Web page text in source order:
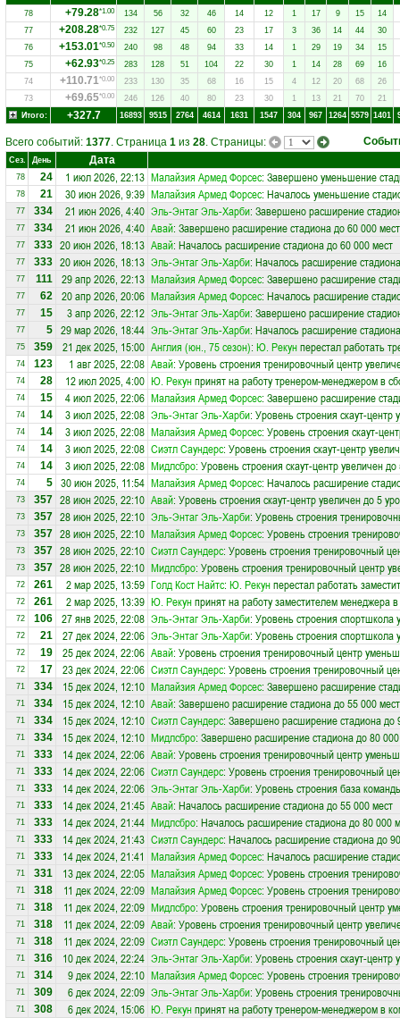
78
+79.28*1.00 134 56 32 46 14 12 1 17 9 15 14
77
+208.28*0.75 232 127 45 60 23 17 3 36 14 44 30
76
+153.01*0.50 240 98 48 94 33 14 1 29 19 34 15
75
+62.93*0.25 283 128 51 104 22 30 1 14 28 69 16
74
+110.71*0.00 233 130 35 68 16 15 4 12 20 68 26
73
+69.65*0.00 246 126 40 80 23 30 1 13 21 70 21
Итого:
+327.7 16893 9515 2764 4614 1631 1547 304 967 1264 5579 1401
Всего событий: 1377. Страница 1 из 28. Страницы:
Сез. День Дата
78 24 1 июл 2026, 22:13 Малайзия Армед Форсес: Завершено уменьшение
78 21 30 июн 2026, 9:39 Малайзия Армед Форсес: Началось уменьшение
77 334 21 июн 2026, 4:40 Эль-Энтаг Эль-Харби: Завершено расширение
77 334 21 июн 2026, 4:40 Авай: Завершено расширение стадиона до 60 000 мест
77 333 20 июн 2026, 18:13 Авай: Началось расширение стадиона до 60 000 мест
77 333 20 июн 2026, 18:13 Эль-Энтаг Эль-Харби: Началось расширение
77 111 29 апр 2026, 22:13 Малайзия Армед Форсес: Завершено расширение
77 62 20 апр 2026, 20:06 Малайзия Армед Форсес: Началось расширение
77 15 3 апр 2026, 22:12 Эль-Энтаг Эль-Харби: Завершено расширение
77 5 29 мар 2026, 18:44 Эль-Энтаг Эль-Харби: Началось расширение
75 359 21 дек 2025, 15:00 Англия (юн., 75 сезон): Ю. Рекунперестал работать
74 123 1 авг 2025, 22:08 Авай: Уровень строения тренировочный центр
74 28 12 июл 2025, 4:00 Ю. Рекунпринят на работу тренером-менеджером в
74 15 4 июл 2025, 22:06 Малайзия Армед Форсес: Завершено расширение
74 14 3 июл 2025, 22:08 Эль-Энтаг Эль-Харби: Уровень строения скаут-центр
74 14 3 июл 2025, 22:08 Малайзия Армед Форсес: Уровень строения скаут-
74 14 3 июл 2025, 22:08 Сиэтл Саундерс: Уровень строения скаут-центр
74 14 3 июл 2025, 22:08 Мидлсбро: Уровень строения скаут-центр увеличен
74 5 30 июн 2025, 11:54 Малайзия Армед Форсес: Началось расширение
73 357 28 июн 2025, 22:10 Авай: Уровень строения скаут-центр увеличен до 5
73 357 28 июн 2025, 22:10 Эль-Энтаг Эль-Харби: Уровень строения
73 357 28 июн 2025, 22:10 Малайзия Армед Форсес: Уровень строения
73 357 28 июн 2025, 22:10 Сиэтл Саундерс: Уровень строения тренировочный
73 357 28 июн 2025, 22:10 Мидлсбро: Уровень строения тренировочный центр
72 261 2 мар 2025, 13:59 Голд Кост Найтс: Ю. Рекунперестал работать
72 261 2 мар 2025, 13:39 Ю. Рекунпринят на работу заместителем менеджера
72 106 27 янв 2025, 22:08 Эль-Энтаг Эль-Харби: Уровень строения спортшкола
72 21 27 дек 2024, 22:06 Эль-Энтаг Эль-Харби: Уровень строения спортшкола
72 19 25 дек 2024, 22:06 Авай: Уровень строения тренировочный центр
72 17 23 дек 2024, 22:06 Сиэтл Саундерс: Уровень строения тренировочный
71 334 15 дек 2024, 12:10 Малайзия Армед Форсес: Завершено расширение
71 334 15 дек 2024, 12:10 Авай: Завершено расширение стадиона до 55 000 мест
71 334 15 дек 2024, 12:10 Сиэтл Саундерс: Завершено расширение стадиона до
71 334 15 дек 2024, 12:10 Мидлсбро: Завершено расширение стадиона до 80
71 333 14 дек 2024, 22:06 Авай: Уровень строения тренировочный центр
71 333 14 дек 2024, 22:06 Сиэтл Саундерс: Уровень строения тренировочный
71 333 14 дек 2024, 22:06 Эль-Энтаг Эль-Харби: Уровень строения база
71 333 14 дек 2024, 21:45 Авай: Началось расширение стадиона до 55 000 мест
71 333 14 дек 2024, 21:44 Мидлсбро: Началось расширение стадиона до 80 000
71 333 14 дек 2024, 21:43 Сиэтл Саундерс: Началось расширение стадиона до
71 333 14 дек 2024, 21:41 Малайзия Армед Форсес: Началось расширение
71 331 13 дек 2024, 22:05 Малайзия Армед Форсес: Уровень строения
71 318 11 дек 2024, 22:09 Малайзия Армед Форсес: Уровень строения
71 318 11 дек 2024, 22:09 Мидлсбро: Уровень строения тренировочный центр
71 318 11 дек 2024, 22:09 Авай: Уровень строения тренировочный центр
71 318 11 дек 2024, 22:09 Сиэтл Саундерс: Уровень строения тренировочный
71 316 10 дек 2024, 22:24 Эль-Энтаг Эль-Харби: Уровень строения скаут-центр
71 314 9 дек 2024, 22:10 Малайзия Армед Форсес: Уровень строения
71 309 6 дек 2024, 22:09 Эль-Энтаг Эль-Харби: Уровень строения
71 308 6 дек 2024, 15:06 Ю. Рекунпринят на работу тренером-менеджером в